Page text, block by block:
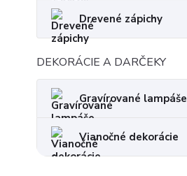
Drevené zápichy
DEKORÁCIE A DARČEKY
Gravírované lampáše
Vianočné dekorácie